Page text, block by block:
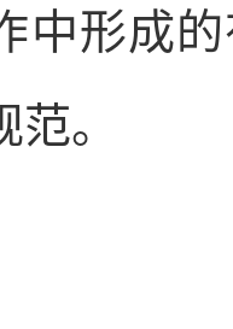
中形成
范。